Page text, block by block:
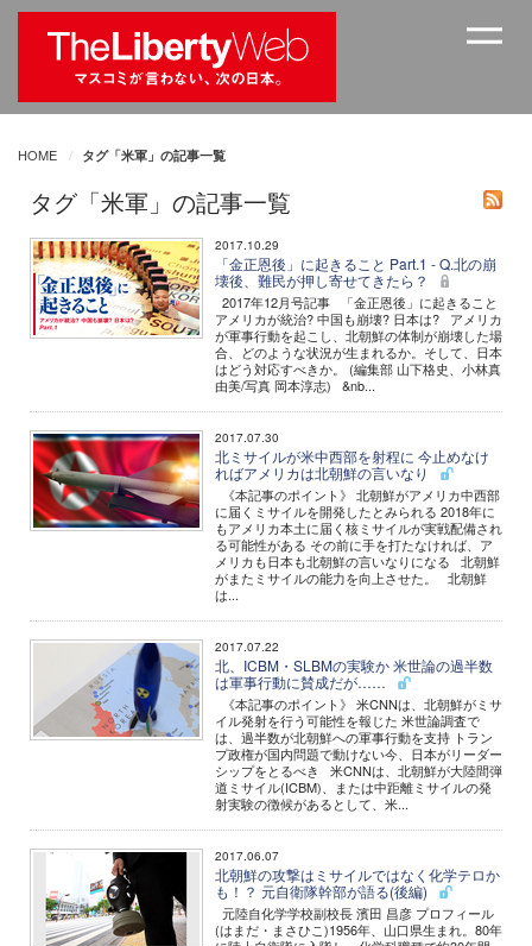
HOME タグ「米軍」の記事一覧
タグ「米軍」の記事一覧
2017.10.29
「金正恩後」に起きること Part.1 - Q.北の崩
壊後、難民が押し寄せてきたら？
2017年12月号記事 「金正恩後」に起きること
アメリカが統治? 中国も崩壊? 日本は? アメリカ
が軍事行動を起こし、北朝鮮の体制が崩壊した場
合、どのような状況が生まれるか。そして、日本
はどう対応すべきか。 (編集部 山下格史、小林真
由美/写真 岡本淳志) &nb...
2017.07.30
北ミサイルが米中西部を射程に 今止めなけ
ればアメリカは北朝鮮の言いなり
《本記事のポイント》 北朝鮮がアメリカ中西部
に届くミサイルを開発したとみられる 2018年に
もアメリカ本土に届く核ミサイルが実戦配備され
る可能性がある その前に手を打たなければ、ア
メリカも日本も北朝鮮の言いなりになる 北朝鮮
がまたミサイルの能力を向上させた。 北朝鮮
は...
2017.07.22
北、ICBM・SLBMの実験か 米世論の過半数
は軍事行動に賛成だが……
《本記事のポイント》 米CNNは、北朝鮮がミサ
イル発射を行う可能性を報じた 米世論調査で
は、過半数が北朝鮮への軍事行動を支持 トラン
プ政権が国内問題で動けない今、日本がリーダー
シップをとるべき 米CNNは、北朝鮮が大陸間弾
道ミサイル(ICBM)、または中距離ミサイルの発
射実験の徴候があるとして、米...
2017.06.07
北朝鮮の攻撃はミサイルではなく化学テロか
も！？ 元自衛隊幹部が語る(後編)
元陸自化学学校副校長 濱田 昌彦 プロフィール
(はまだ・まさひこ)1956年、山口県生まれ。80年